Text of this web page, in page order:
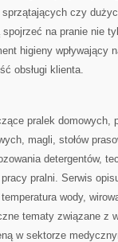
czy
na pranie nie
higieny wpływający
obsługi klienta.
pralek domowych,
magli, stołów
detergentów,
pralni. Serwis
wody,
tematy związane z
w sektorze